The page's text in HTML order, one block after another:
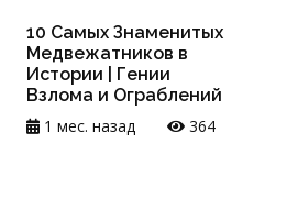
10 Самых Знаменитых
Медвежатников в
Истории | Гении
Взлома и Ограблений
1 мес. назад
364